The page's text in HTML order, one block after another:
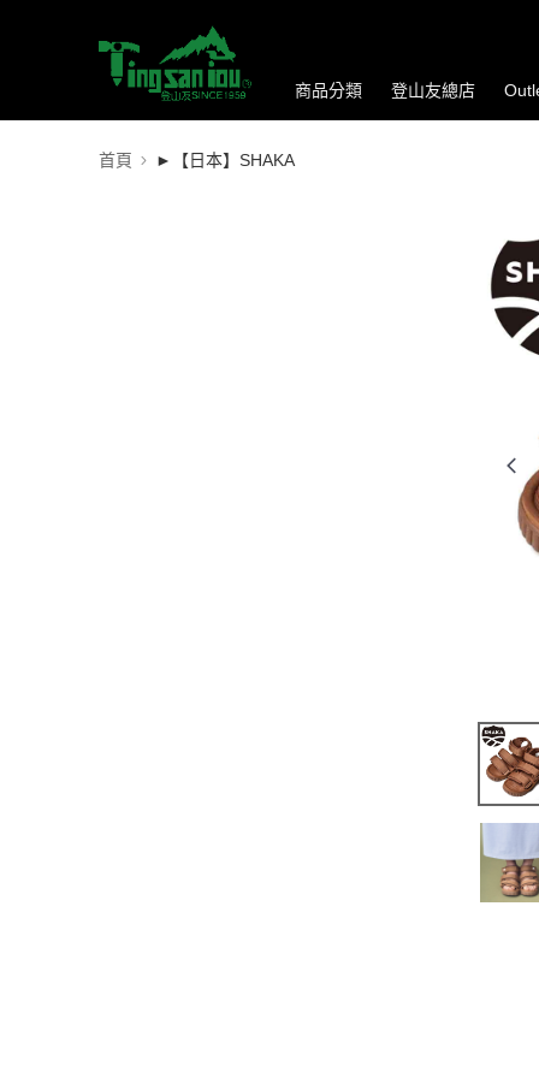
商品分類 登山友總店
首頁 ►【日本】SHAKA